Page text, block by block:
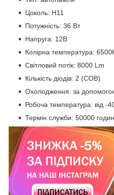
Цоколь: H11
Потужність: 36 Вт
Напруга: 12В
Колірна температура:
Світловий потік: 8000 Lm
Кількість діодів: 2 (COB)
Охолодження: за
Робоча температура: від -
Термін служби: 50000 годин